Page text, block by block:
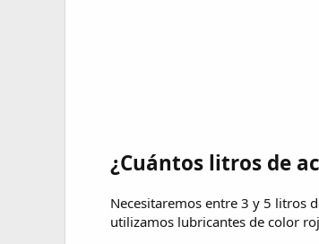
¿Cuántos litros de
Necesitaremos entre 3 y 5 litros
utilizamos lubricantes de color